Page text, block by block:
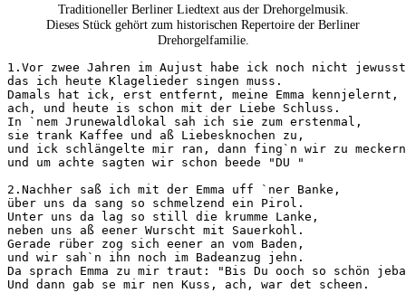
Traditioneller Berliner Liedtext aus der Drehorgelmusik.
Dieses Stück gehört zum historischen Repertoire der Berliner
Drehorgelfamilie.
1.Vor zwee Jahren im Aujust habe ick noch nicht
das ich heute Klagelieder singen muss.
Damals hat ick, erst entfernt, meine Emma kennjelernt,
ach, und heute is schon mit der Liebe Schluss.
In `nem Jrunewaldlokal sah ich sie zum erstenmal,
sie trank Kaffee und aß Liebesknochen zu,
und ick schlängelte mir ran, dann fing`n wir zu
und um achte sagten wir schon beede "DU "
2.Nachher saß ich mit der Emma uff `ner Banke,
über uns da sang so schmelzend ein Pirol.
Unter uns da lag so still die krumme Lanke,
neben uns aß eener Wurscht mit Sauerkohl.
Gerade rüber zog sich eener an vom Baden,
und wir sah`n ihn noch im Badeanzug jehn.
Da sprach Emma zu mir traut: "Bis Du ooch so schön
Und dann gab se mir nen Kuss, ach, war det scheen.